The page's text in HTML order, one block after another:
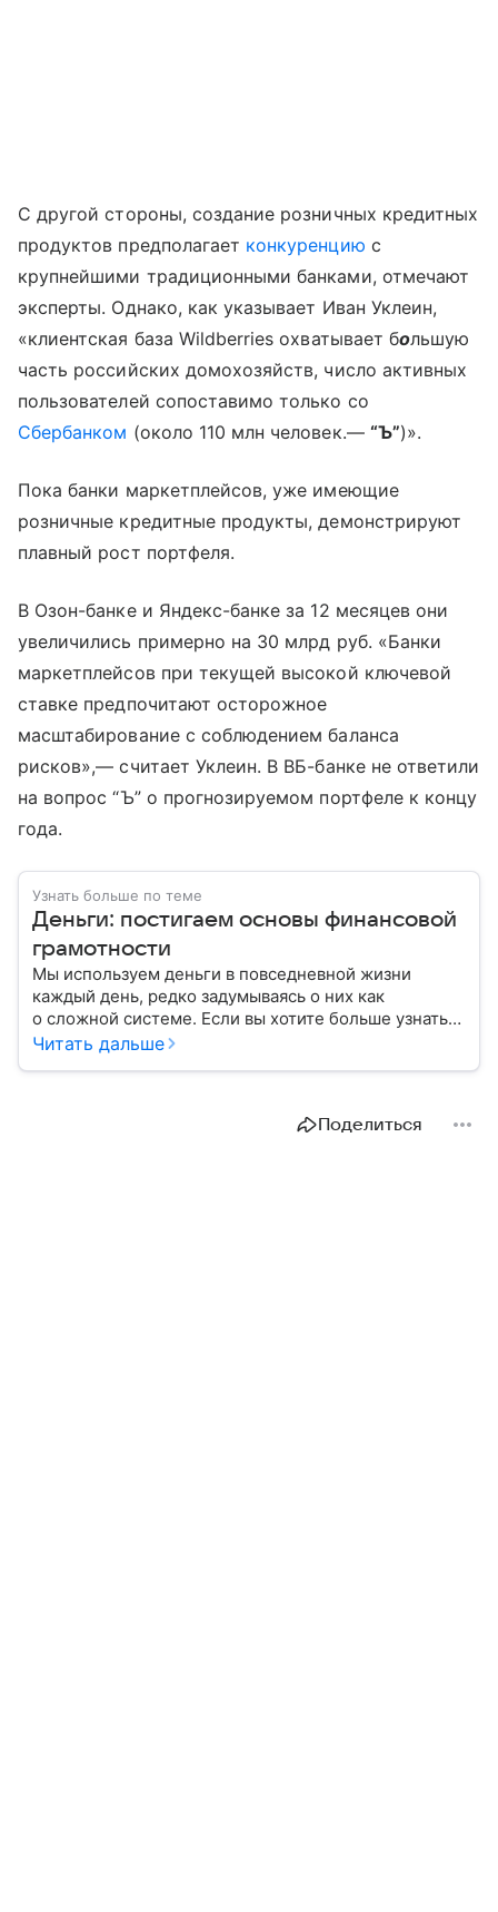
С другой стороны, создание розничных кредитных
продуктов предполагает конкуренцию с
крупнейшими традиционными банками, отмечают
эксперты. Однако, как указывает Иван Уклеин,
«клиентская база Wildberries охватывает большую
часть российских домохозяйств, число активных
пользователей сопоставимо только со
Сбербанком (около 110 млн человек.— “Ъ”)».
Пока банки маркетплейсов, уже имеющие
розничные кредитные продукты, демонстрируют
плавный рост портфеля.
В Озон-банке и Яндекс-банке за 12 месяцев они
увеличились примерно на 30 млрд руб. «Банки
маркетплейсов при текущей высокой ключевой
ставке предпочитают осторожное
масштабирование с соблюдением баланса
рисков»,— считает Уклеин. В ВБ-банке не ответили
на вопрос “Ъ” о прогнозируемом портфеле к концу
года.
Узнать больше по теме
Деньги: постигаем основы финансовой
грамотности
Мы используем деньги в повседневной жизни
каждый день, редко задумываясь о них как
о сложной системе. Если вы хотите больше узнать
об этом финансовом инструменте и его функциях,
Читать дальше
Поделиться